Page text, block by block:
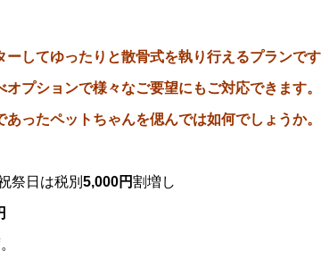
してゆったりと散骨式を執り行えるプランです
プションで様々なご要望にもご対応できます。
ったペットちゃんを偲んでは如何でしょうか。
祭日は税別 5,000円割増し